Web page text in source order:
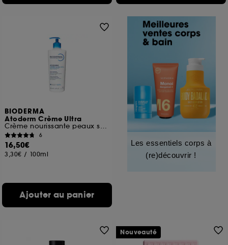
BIODERMA
Atoderm Crème Ultra
Crème nourissante peaux sensibles normales à sèches
6
16,50€
3,30€ / 100ml
Ajouter au panier
Les essentiels corps à
(re)découvrir !
Nouveauté